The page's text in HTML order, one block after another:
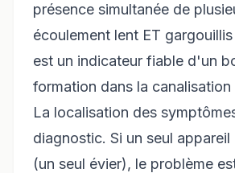
présence simultanée de
écoulement lent ET
est un indicateur fiable d'un
formation dans la canalisation
La localisation des
diagnostic. Si un seul
(un seul évier), le problème